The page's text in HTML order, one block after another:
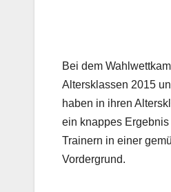
Bei dem
Altersklassen 2015
haben in ihren
ein knappes
Trainern in einer
Vordergrund.